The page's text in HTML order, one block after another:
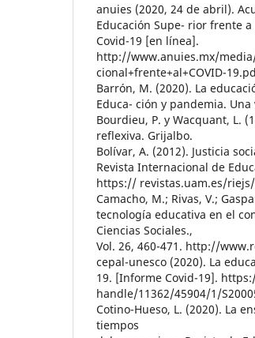
anuies (2020, 24 de abril).
Educación Supe- rior frente
Covid-19 [en línea].
http://www.anuies.mx/
cional+frente+al+COVID-
Barrón, M. (2020). La
Educa- ción y pandemia.
Bourdieu, P. y Wacquant, L.
reflexiva. Grijalbo.
Bolívar, A. (2012). Justicia
Revista Internacional de
https:// revistas.uam.es/
Camacho, M.; Rivas, V.;
tecnología educativa en el
Ciencias Sociales.,
Vol. 26, 460-471. http://
cepal-unesco (2020). La
19. [Informe Covid-19].
handle/11362/45904/1/
Cotino-Hueso, L. (2020). La
tiempos